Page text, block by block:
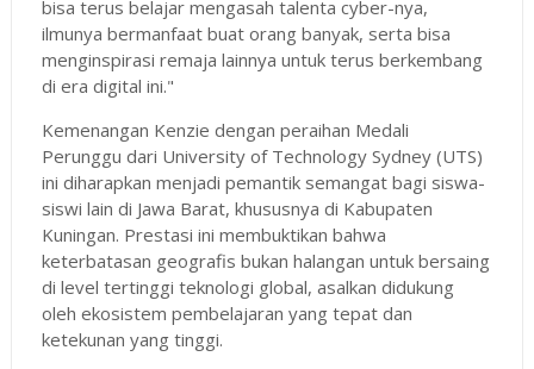
bisa terus belajar mengasah talenta cyber-nya,
ilmunya bermanfaat buat orang banyak, serta bisa
menginspirasi remaja lainnya untuk terus berkembang
di era digital ini."
Kemenangan Kenzie dengan peraihan Medali
Perunggu dari University of Technology Sydney (UTS)
ini diharapkan menjadi pemantik semangat bagi siswa-
siswi lain di Jawa Barat, khususnya di Kabupaten
Kuningan. Prestasi ini membuktikan bahwa
keterbatasan geografis bukan halangan untuk bersaing
di level tertinggi teknologi global, asalkan didukung
oleh ekosistem pembelajaran yang tepat dan
ketekunan yang tinggi.